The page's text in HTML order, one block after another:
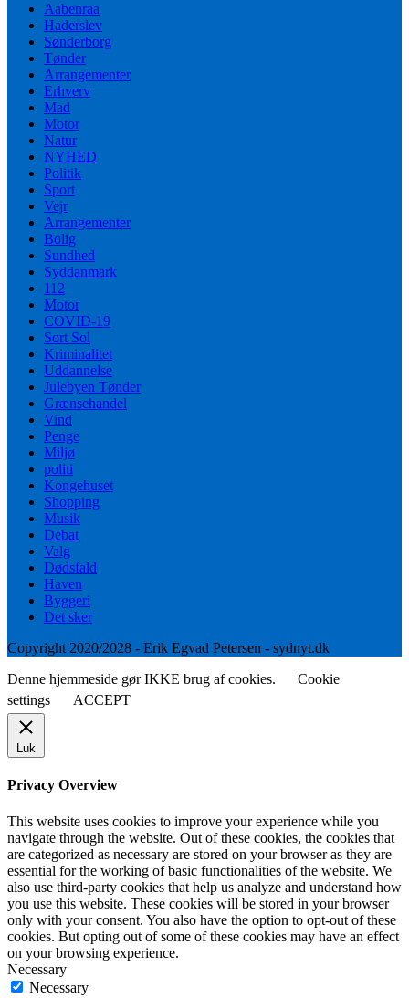
Aabenraa
Haderslev
Sønderborg
Tønder
Arrangementer
Erhverv
Mad
Motor
Natur
NYHED
Politik
Sport
Vejr
Arrangementer
Bolig
Sundhed
Syddanmark
112
Motor
COVID-19
Sort Sol
Kriminalitet
Uddannelse
Julebyen Tønder
Grænsehandel
Vind
Penge
Miljø
politi
Kongehuset
Shopping
Musik
Debat
Valg
Dødsfald
Haven
Byggeri
Det sker
Copyright 2020/2028 - Erik Egvad Petersen - sydnyt.dk
Denne hjemmeside gør IKKE brug af cookies.
Cookie
settings
ACCEPT
Luk
Privacy Overview
This website uses cookies to improve your experience while you
navigate through the website. Out of these cookies, the cookies that
are categorized as necessary are stored on your browser as they are
essential for the working of basic functionalities of the website. We
also use third-party cookies that help us analyze and understand how
you use this website. These cookies will be stored in your browser
only with your consent. You also have the option to opt-out of these
cookies. But opting out of some of these cookies may have an effect
on your browsing experience.
Necessary
Necessary